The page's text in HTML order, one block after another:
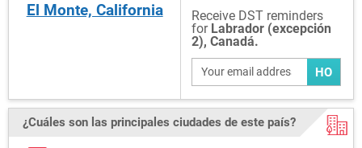
El Monte, California
Receive DST reminders
for Labrador (excepción
2), Canadá.
HO
¿Cuáles son las principales ciudades de este país?